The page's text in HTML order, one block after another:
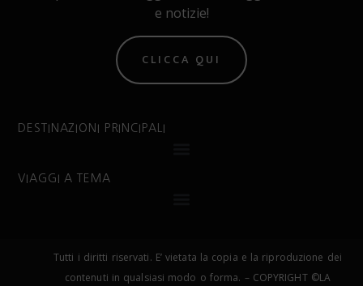
e notizie!
CLICCA QUI
DESTINAZIONI PRINCIPALI
VIAGGI A TEMA
Tutti i diritti riservati. E’ vietata la copia e la riproduzione dei
contenuti in qualsiasi modo o forma. – COPYRIGHT ©LA